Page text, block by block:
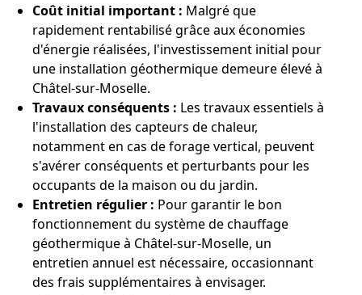
Coût initial important : Malgré que
rapidement rentabilisé grâce aux économies
d'énergie réalisées, l'investissement initial pour
une installation géothermique demeure élevé à
Châtel-sur-Moselle.
Travaux conséquents : Les travaux essentiels à
l'installation des capteurs de chaleur,
notamment en cas de forage vertical, peuvent
s'avérer conséquents et perturbants pour les
occupants de la maison ou du jardin.
Entretien régulier : Pour garantir le bon
fonctionnement du système de chauffage
géothermique à Châtel-sur-Moselle, un
entretien annuel est nécessaire, occasionnant
des frais supplémentaires à envisager.